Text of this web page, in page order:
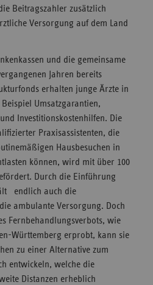
Beitragszahler zusätzlich
Versorgung auf dem Land
und die gemeinsame
Jahren bereits
erhalten junge Ärzte in
Umsatzgarantien,
Investitionskostenhilfen. Die
Praxisassistenten, die
Hausbesuchen in
können, wird mit über 100
Durch die Einführung
endlich auch die
ambulante Versorgung. Doch
Fernbehandlungsverbots, wie
Württemberg erprobt, kann sie
zu einer Alternative zum
entwickeln, welche die
Distanzen erheblich